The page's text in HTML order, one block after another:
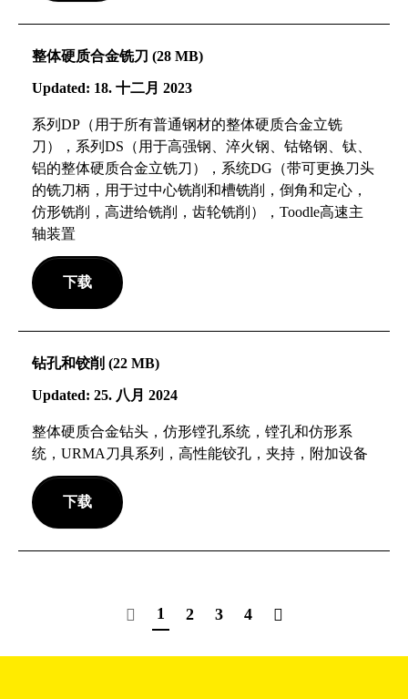
整体硬质合金铣刀 (28 MB)
Updated: 18. 十二月 2023
系列DP（用于所有普通钢材的整体硬质合金立铣
刀），系列DS（用于高强钢、淬火钢、钴铬钢、钛、
铝的整体硬质合金立铣刀），系统DG（带可更换刀头
的铣刀柄，用于过中心铣削和槽铣削，倒角和定心，
仿形铣削，高进给铣削，齿轮铣削），Toodle高速主
轴装置
下载
钻孔和铰削 (22 MB)
Updated: 25. 八月 2024
整体硬质合金钻头，仿形镗孔系统，镗孔和仿形系
统，URMA刀具系列，高性能铰孔，夹持，附加设备
下载
1 2 3 4